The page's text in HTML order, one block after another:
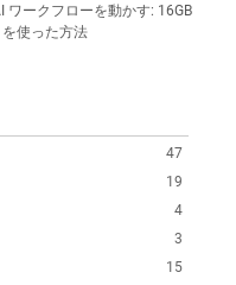
ワークフローを動かす: 16GB
使った方法
47
19
4
3
15